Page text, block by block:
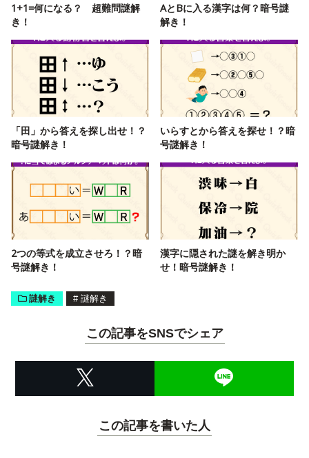
1+1=何になる？ 超難問謎解
き！
AとBに入る漢字は何？暗号謎
解き！
「田」から答えを探し出せ！？
暗号謎解き！
いらすとから答えを探せ！？暗
号謎解き！
2つの等式を成立させろ！？暗
号謎解き！
漢字に隠された謎を解き明か
せ！暗号謎解き！
謎解き # 謎解き
この記事をSNSでシェア
この記事を書いた人